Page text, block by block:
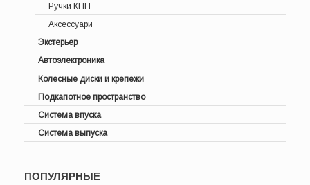
Ручки КПП
Аксессуари
Экстерьер
Автоэлектроника
Колесные диски и крепежи
Подкапотное пространство
Система впуска
Система выпуска
ПОПУЛЯРНЫЕ